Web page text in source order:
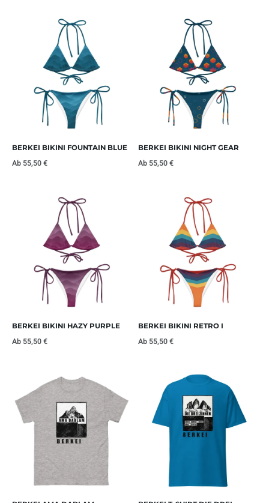
BERKEI BIKINI FOUNTAIN BLUE
Ab 55,50€
BERKEI BIKINI NIGHT GEAR
Ab 55,50€
BERKEI BIKINI HAZY PURPLE
Ab 55,50€
BERKEI BIKINI RETRO I
Ab 55,50€